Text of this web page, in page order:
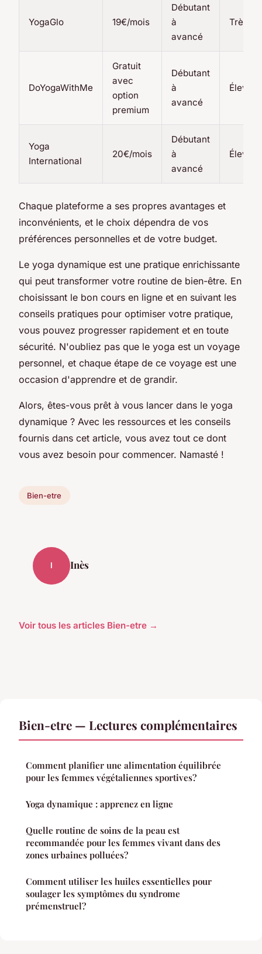
YogaGlo 19€/mois
Débutant
à
avancé
Très
DoYogaWithMe
Gratuit
avec
option
premium
Débutant
à
avancé
Élevé
Yoga
International
20€/mois
Débutant
à
avancé
Élevé
Chaque plateforme a ses propres avantages et
inconvénients, et le choix dépendra de vos
préférences personnelles et de votre budget.
Le yoga dynamique est une pratique enrichissante
qui peut transformer votre routine de bien-être. En
choisissant le bon cours en ligne et en suivant les
conseils pratiques pour optimiser votre pratique,
vous pouvez progresser rapidement et en toute
sécurité. N'oubliez pas que le yoga est un voyage
personnel, et chaque étape de ce voyage est une
occasion d'apprendre et de grandir.
Alors, êtes-vous prêt à vous lancer dans le yoga
dynamique ? Avec les ressources et les conseils
fournis dans cet article, vous avez tout ce dont
vous avez besoin pour commencer. Namasté !
Bien-etre
I Inès
Voir tous les articles Bien-etre →
Bien-etre — Lectures complémentaires
Comment planifier une alimentation équilibrée
pour les femmes végétaliennes sportives?
Yoga dynamique : apprenez en ligne
Quelle routine de soins de la peau est
recommandée pour les femmes vivant dans des
zones urbaines polluées?
Comment utiliser les huiles essentielles pour
soulager les symptômes du syndrome
prémenstruel?